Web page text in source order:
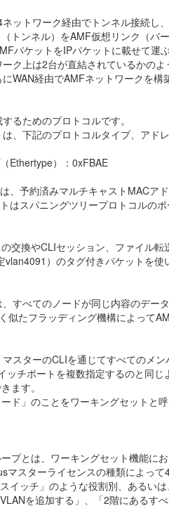
ットワーク経由でトンネル接続し
トンネル）をAMF仮想リンク（バ
パケットをIPパケットに載せて
ク上は2台が直結されているかの
WAN経由でAMFネットワークを
るためのプロトコルです。
、下記のプロトコルタイプ、アド
Ethertype）：0xFBAE
、予約済みマルチキャストMAC
はスパニングツリープロトコルの
交換やCLIセッション、ファイル
vlan4091）のタグ付きパケットを使
すべてのノードが同じ内容のデー
似たフラッディング機構によって
スターのCLIを通じてすべてのメ
ッチポートを複数指定するのと同
ます。
ド」のことをワーキングセットと
プとは、ワーキングセット機能に
マスターライセンスの種類によっ
イッチ」のような役割別、あるい
を追加する」、「2階にあるす